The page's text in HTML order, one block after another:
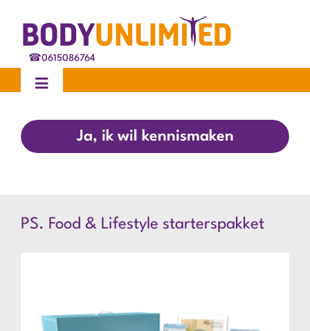
inhoud☎0615086764
Toggle
Home
Ja, ik wil kennismaken
PS. Food & Lifestyle starterspakket